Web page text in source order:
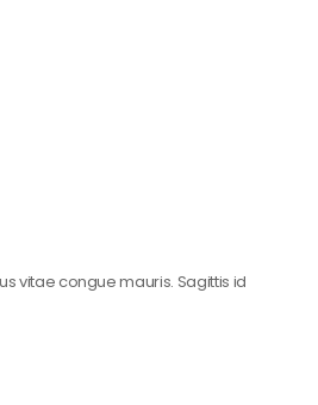
vitae congue mauris. Sagittis id